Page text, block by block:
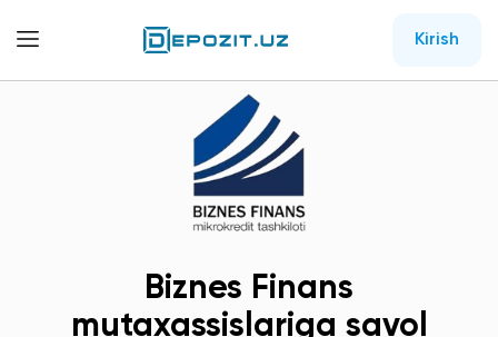
Kirish
Biznes Finans
mutaxassislariga savol